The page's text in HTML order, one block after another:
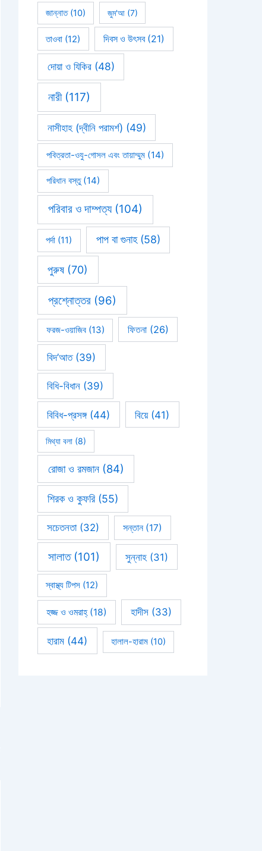
জান্নাত(10) জুম'আ(7)
তাওবা (12) দিবস ও উৎসব(21)
দোয়া ও যিকির(48)
নারী(117)
নাসীহাহ (দ্বীনি পরামর্শ) (49)
পবিত্রতা-ওযু-গোসল এবং তায়াম্মুম(14)
পরিধান বস্তু(14)
পরিবার ও দাম্পত্য(104)
পর্দা (11) পাপ বা গুনাহ(58)
পুরুষ (70)
প্রশ্নোত্তর(96)
ফরজ-ওয়াজিব(13) ফিতনা(26)
বিদ’আত(39)
বিধি-বিধান (39)
বিবিধ-প্রসঙ্গ(44) বিয়ে(41)
মিথ্যা বলা(8)
রোজা ও রমজান(84)
শিরক ও কুফরি(55)
সচেতনতা(32) সন্তান(17)
সালাত(101) সুন্নাহ(31)
স্বাস্থ্য টিপস (12)
হজ্জ ও ওমরাহ্‌(18) হাদীস (33)
হারাম (44) হালাল-হারাম (10)